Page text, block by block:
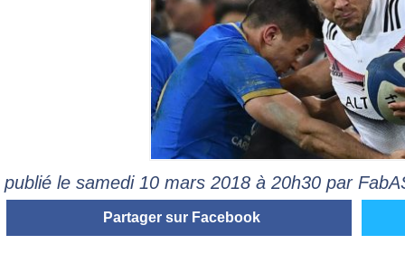
publié le samedi 10 mars 2018 à 20h30 par
Partager sur Facebook